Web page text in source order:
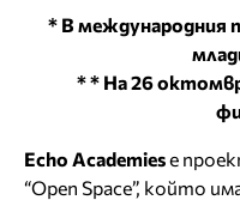
* В международния
* * На 26
Echo Academiesе
“Open Space”, който